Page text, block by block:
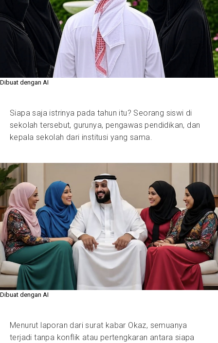
Dibuat dengan AI
Siapa saja istrinya pada tahun itu? Seorang siswi di
sekolah tersebut, gurunya, pengawas pendidikan, dan
kepala sekolah dari institusi yang sama.
Dibuat dengan AI
Menurut laporan dari surat kabar Okaz, semuanya
terjadi tanpa konflik atau pertengkaran antara siapa